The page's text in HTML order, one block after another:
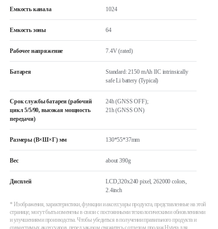
Емкость канала 1024
Емкость зоны 64
Рабочее напряжение 7.4V (rated)
Батарея
Standard: 2150 mAh lIC intrinsically
safe Li battery (Typical)
Срок службы батареи (рабочий
цикл 5/5/90, высокая мощность
передачи)
24h (GNSS OFF);
21h (GNSS ON)
Размеры (В×Ш×Г) мм 130*55*37mm
Вес about 390g
Дисплей
LCD,320x240 pixel, 262000 colors,
2.4inch
* Изображения, характеристики, функции и аксессуары продукта, представленные на этой
странице, могут быть изменены в связи с постоянными технологическими обновлениями
и улучшениями производства. Чтобы убедиться в получении правильного продукта и
совместимых аксессуаров, перед заказом свяжитесь с отделом продаж Hytera для